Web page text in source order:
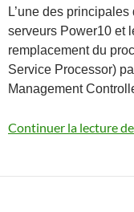
L’une des
serveurs Power10 et
remplacement du
Service Processor)
Management
Continuer la lecture de